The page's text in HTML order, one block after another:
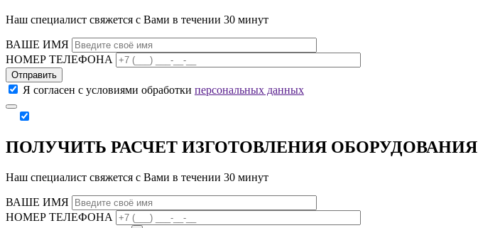
Наш специалист свяжется с Вами в течении 30 минут
ВАШЕ ИМЯ
НОМЕР ТЕЛЕФОНА
Отправить
Я согласен с условиями обработки персональных данных
ПОЛУЧИТЬ РАСЧЕТ ИЗГОТОВЛЕНИЯ ОБОРУДОВАНИЯ
Наш специалист свяжется с Вами в течении 30 минут
ВАШЕ ИМЯ
НОМЕР ТЕЛЕФОНА